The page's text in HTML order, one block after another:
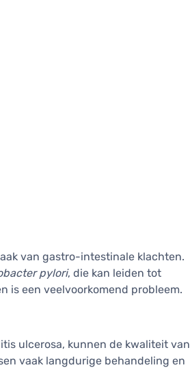
van gastro-intestinale klachten.
pylori, die kan leiden tot
is een veelvoorkomend probleem.
ulcerosa, kunnen de kwaliteit van
vaak langdurige behandeling en